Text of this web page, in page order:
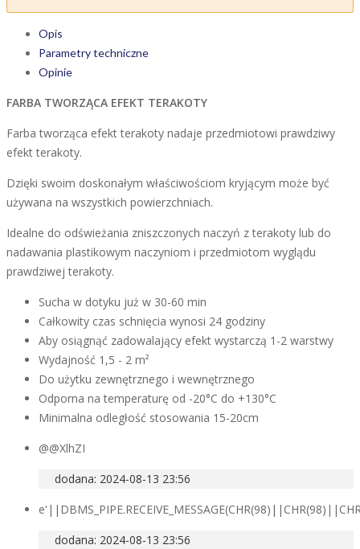
Opis
Parametry techniczne
Opinie
FARBA TWORZĄCA EFEKT TERAKOTY
Farba tworząca efekt terakoty nadaje przedmiotowi prawdziwy
efekt terakoty.
Dzięki swoim doskonałym właściwościom kryjącym może być
używana na wszystkich powierzchniach.
Idealne do odświeżania zniszczonych naczyń z terakoty lub do
nadawania plastikowym naczyniom i przedmiotom wyglądu
prawdziwej terakoty.
Sucha w dotyku już w 30-60 min
Całkowity czas schnięcia wynosi 24 godziny
Aby osiągnąć zadowalający efekt wystarczą 1-2 warstwy
Wydajność 1,5 - 2 m²
Do użytku zewnętrznego i wewnętrznego
Odporna na temperaturę od -20°C do +130°C
Minimalna odległość stosowania 15-20cm
@@XlhZI
dodana: 2024-08-13 23:56
dodana: 2024-08-13 23:56